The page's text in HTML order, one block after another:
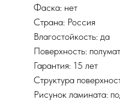
Фаска: нет
Страна: Россия
Влагостойкость: да
Поверхность:
Гарантия: 15 лет
Структура
Рисунок ламината: